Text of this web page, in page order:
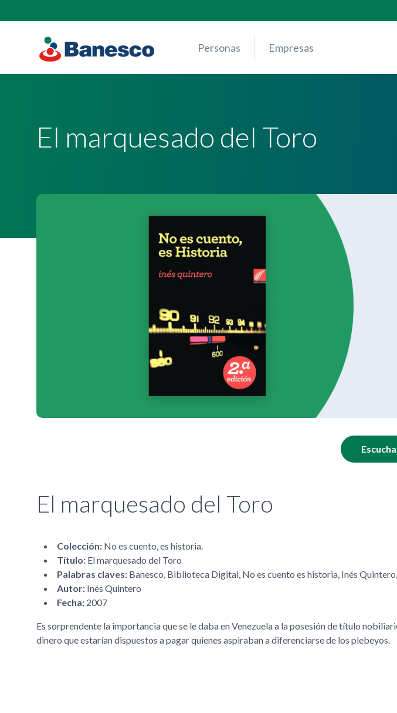
content
Personas Empresas
El marquesado del Toro
El marquesado del Toro
Colección: No es cuento, es historia.
Título: El marquesado del Toro
Palabras claves: Banesco, Biblioteca Digital, No es cuento es historia, Inés
Autor: Inés Quintero
Fecha: 2007
Es sorprendente la importancia que se le daba en Venezuela a la posesión de título
dinero que estarían dispuestos a pagar quienes aspiraban a diferenciarse de los plebeyos.